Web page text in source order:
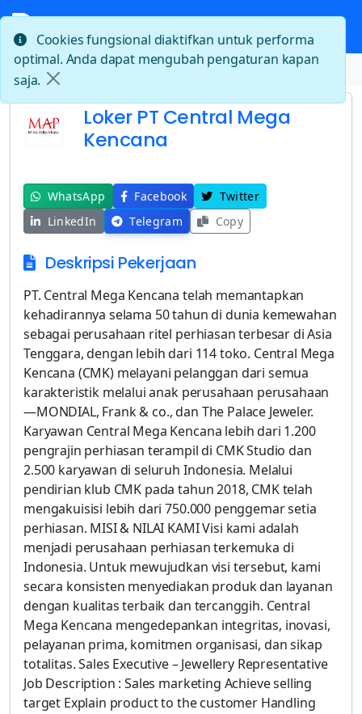
Beranda Loker PT Central Mega Kencana
Loker PT Central Mega
Kencana
WhatsApp Facebook
Twitter
LinkedIn
Telegram Copy
Deskripsi Pekerjaan
PT. Central Mega Kencana telah memantapkan
kehadirannya selama 50 tahun di dunia kemewahan
sebagai perusahaan ritel perhiasan terbesar di Asia
Tenggara, dengan lebih dari 114 toko. Central Mega
Kencana (CMK) melayani pelanggan dari semua
karakteristik melalui anak perusahaan perusahaan
—MONDIAL, Frank & co., dan The Palace Jeweler.
Karyawan Central Mega Kencana lebih dari 1.200
pengrajin perhiasan terampil di CMK Studio dan
2.500 karyawan di seluruh Indonesia. Melalui
pendirian klub CMK pada tahun 2018, CMK telah
mengakuisisi lebih dari 750.000 penggemar setia
perhiasan. MISI & NILAI KAMI Visi kami adalah
menjadi perusahaan perhiasan terkemuka di
Indonesia. Untuk mewujudkan visi tersebut, kami
secara konsisten menyediakan produk dan layanan
dengan kualitas terbaik dan tercanggih. Central
Mega Kencana mengedepankan integritas, inovasi,
pelayanan prima, komitmen organisasi, dan sikap
totalitas. Sales Executive – Jewellery Representative
Job Description : Sales marketing Achieve selling
target Explain product to the customer Handling
Cookies fungsional diaktifkan untuk performa
optimal. Anda dapat mengubah pengaturan kapan
saja.